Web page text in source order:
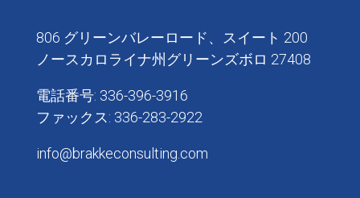
806 グリーンバレーロード、スイート 200
ノースカロライナ州グリーンズボロ 27408
電話番号: 336-396-3916
ファックス: 336-283-2922
info@brakkeconsulting.com